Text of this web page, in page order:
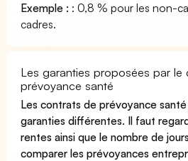
Exemple : : 0,8 % pour les non-
cadres.
Les garanties proposées par le
prévoyance santé
Les contrats de prévoyance
garanties différentes. Il faut
rentes ainsi que le nombre de
comparer les prévoyances